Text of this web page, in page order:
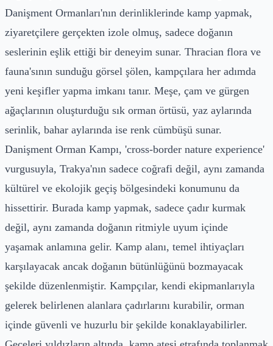
Danişment Ormanları'nın derinliklerinde kamp yapmak,
ziyaretçilere gerçekten izole olmuş, sadece doğanın
seslerinin eşlik ettiği bir deneyim sunar. Thracian flora ve
fauna'sının sunduğu görsel şölen, kampçılara her adımda
yeni keşifler yapma imkanı tanır. Meşe, çam ve gürgen
ağaçlarının oluşturduğu sık orman örtüsü, yaz aylarında
serinlik, bahar aylarında ise renk cümbüşü sunar.
Danişment Orman Kampı, 'cross-border nature experience'
vurgusuyla, Trakya'nın sadece coğrafi değil, aynı zamanda
kültürel ve ekolojik geçiş bölgesindeki konumunu da
hissettirir. Burada kamp yapmak, sadece çadır kurmak
değil, aynı zamanda doğanın ritmiyle uyum içinde
yaşamak anlamına gelir. Kamp alanı, temel ihtiyaçları
karşılayacak ancak doğanın bütünlüğünü bozmayacak
şekilde düzenlenmiştir. Kampçılar, kendi ekipmanlarıyla
gelerek belirlenen alanlara çadırlarını kurabilir, orman
içinde güvenli ve huzurlu bir şekilde konaklayabilirler.